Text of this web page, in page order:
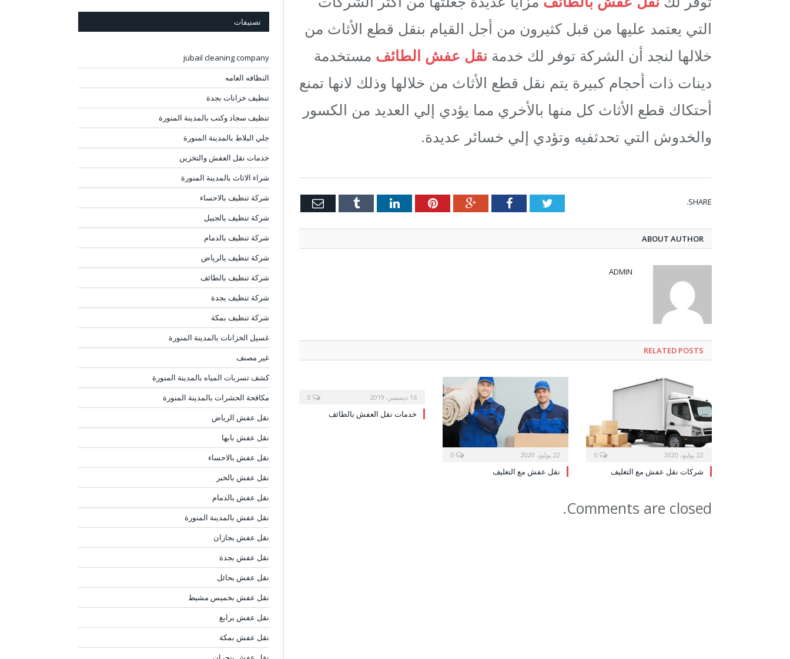
التي يعتمد عليها من قبل كثيرون من أجل القيام بنقل قطع الأثاث من
خلالها لنجد أن الشركة توفر لك خدمة نقل عفش الطائف مستخدمة
دينات ذات أحجام كبيرة يتم نقل قطع الأثاث من خلالها وذلك لانها تمنع
أحتكاك قطع الأثاث كل منها بالأخري مما يؤدي إلي العديد من الكسور
والخدوش التي تحدثفيه وتؤدي إلي خسائر عديدة.
SHARE.
Twitter
Facebook
Google+
Pinterest
LinkedIn
Tumblr
Email
ABOUT AUTHOR
ADMIN
RELATED POSTS
22 يوليو، 2020
شركات نقل عفش مع التغليف
22 يوليو، 2020
نقل عفش مع التغليف
16 ديسمبر، 2019
خدمات نقل العفش بالطائف
Comments are closed.
تصنيفات
jubail cleaning company
النظافه العامه
تنظيف خزانات بجدة
تنظيف سجاد وكنب بالمدينة المنورة
جلي البلاط بالمدينة المنورة
خدمات نقل العفش والتخزين
شراء الاثاث بالمدينة المنورة
شركة تنظيف بالاحساء
شركة تنظيف بالجبيل
شركة تنظيف بالدمام
شركة تنظيف بالرياض
شركة تنظيف بالطائف
شركة تنظيف بجدة
شركة تنظيف بمكة
غسيل الخزانات بالمدينة المنورة
غير مصنف
كشف تسربات المياه بالمدينة المنورة
مكافحة الحشرات بالمدينة المنورة
نقل عفش الرياض
نقل عفش بابها
نقل عفش بالاحساء
نقل عفش بالخبر
نقل عفش بالدمام
نقل عفش بالمدينة المنورة
نقل عفش بجازان
نقل عفش بجدة
نقل عفش بحائل
نقل عفش بخميس مشيط
نقل عفش برابغ
نقل عفش بمكة